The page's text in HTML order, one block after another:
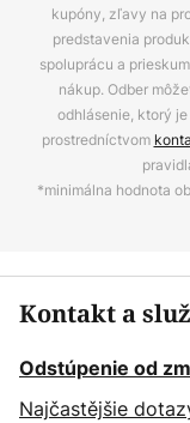
kupóny, zľavy na
predstavenia
spoluprácu a
nákup. Odber
odhlásenie, ktorý
prostredníctvom
*minimálna hodnota
Kontakt a
Odstúpenie od
Najčastějšie